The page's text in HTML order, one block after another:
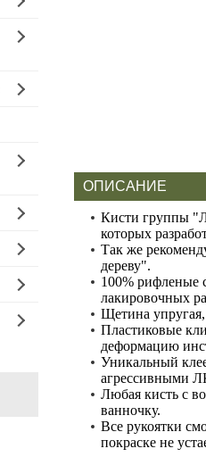
ОПИСАНИЕ
Кисти группы
которых
Так же
дереву".
100% рифленые
лакировочных
Щетина упругая,
Пластиковые
деформацию
Уникальный
агрессивными
Любая кисть с
ванночку.
Все рукоятки
покраске не